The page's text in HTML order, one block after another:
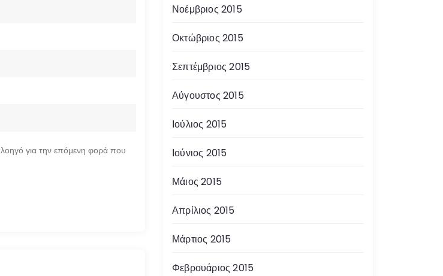
για την επόμενη φορά που
Νοέμβριος 2015
Οκτώβριος 2015
Σεπτέμβριος 2015
Αύγουστος 2015
Ιούλιος 2015
Ιούνιος 2015
Μάιος 2015
Απρίλιος 2015
Μάρτιος 2015
Φεβρουάριος 2015